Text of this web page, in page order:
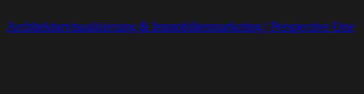
Architekturvisualisierung & Immobilienmarketing | Perspective One